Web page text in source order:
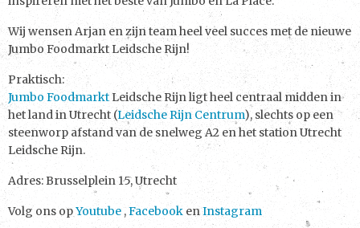
Wij wensen Arjan en zijn team heel veel succes met de nieuwe
Jumbo Foodmarkt Leidsche Rijn!
Praktisch:
Jumbo FoodmarktLeidsche Rijn ligt heel centraal midden in
het land in Utrecht (Leidsche Rijn Centrum), slechts op een
steenworp afstand van de snelweg A2 en het station Utrecht
Leidsche Rijn.
Adres: Brusselplein 15, Utrecht
Volg ons opYoutube ,FacebookenInstagram